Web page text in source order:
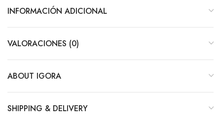
INFORMACIÓN ADICIONAL
VALORACIONES (0)
ABOUT IGORA
SHIPPING & DELIVERY